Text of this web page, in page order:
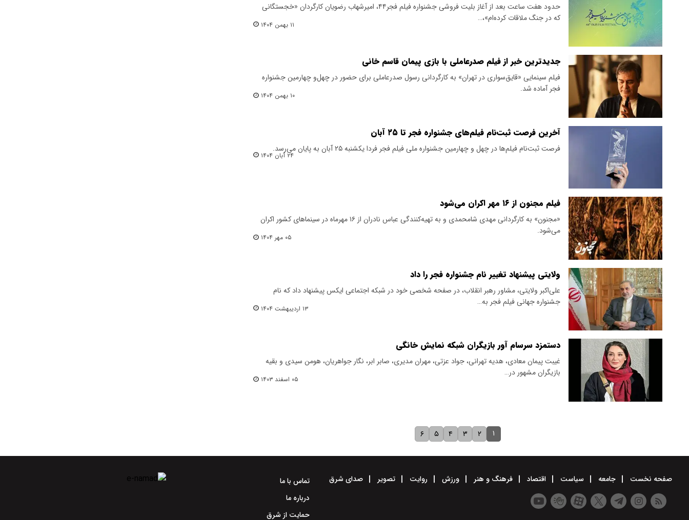
حدود هفت ساعت بعد از آغاز بلیت فروشی جشنواره فیلم فجر۴۴، امیرشهاب رضویان کارگردان «خجستگانی
که در جنگ ملاقات کرده‌ام»،…
۱۱ بهمن ۱۴۰۴
جدیدترین خبر از فیلم صدرعاملی با بازی پیمان قاسم خانی
فیلم سینمایی «قایق‌سواری در تهران» به کارگردانی رسول صدرعاملی برای حضور در چهل‌و چهارمین جشنواره
فجر آماده شد.
۱۰ بهمن ۱۴۰۴
آخرین فرصت ثبت‌نام فیلم‌های جشنواره فجر تا ۲۵ آبان
فرصت ثبت‌نام فیلم‌ها در چهل و چهارمین جشنواره ملی فیلم فجر فردا یکشنبه ۲۵ آبان به پایان می‌رسد.
۲۴ آبان ۱۴۰۴
فیلم مجنون از ۱۶ مهر اکران می‌شود
«مجنون» به کارگردانی مهدی شامحمدی و به تهیه‌کنندگی عباس نادران از ۱۶ مهرماه در سینماهای کشور اکران
می‌شود.
۰۵ مهر ۱۴۰۴
ولایتی پیشنهاد تغییر نام جشنواره فجر را داد
علی‌اکبر ولایتی، مشاور رهبر انقلاب، در صفحه شخصی خود در شبکه اجتماعی ایکس پیشنهاد داد که نام
جشنواره جهانی فیلم فجر به…
۱۳ اردیبهشت ۱۴۰۴
دستمزد سرسام آور بازیگران شبکه نمایش خانگی
غیبت پیمان معادی، هدیه تهرانی، جواد عزتی، مهران مدیری، صابر ابر، نگار جواهریان، هومن سیدی و بقیه
بازیگران مشهور در…
۰۵ اسفند ۱۴۰۳
۱ ۲ ۳ ۴ ۵ ۶
صفحه نخست جامعه سیاست اقتصاد فرهنگ و هنر ورزش روایت تصویر صدای شرق
تماس با ما
درباره ما
حمایت از شرق